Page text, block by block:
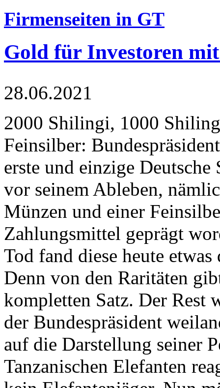
Firmenseiten in GT
Gold für Investoren
28.06.2021
2000 Shilingi, 1000
Feinsilber:
erste und einzige Deutsche
vor seinem Ableben,
Münzen und einer
Zahlungsmittel geprägt
Tod fand diese heute
Denn von den Raritäten
kompletten Satz. Der Rest
der Bundespräsident
auf die Darstellung seiner
Tanzanischen Elefanten